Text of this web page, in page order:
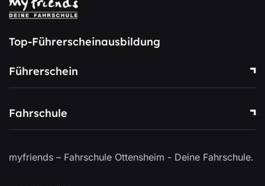
Top-Führerscheinausbildung
Führerschein
Fahrschule
myfriends – Fahrschule Ottensheim - Deine Fahrschule.